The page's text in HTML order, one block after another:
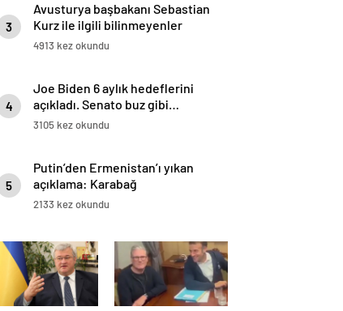
3
Avusturya başbakanı Sebastian
Kurz ile ilgili bilinmeyenler
4913 kez okundu
4
Joe Biden 6 aylık hedeflerini
açıkladı. Senato buz gibi…
3105 kez okundu
5
Putin’den Ermenistan’ı yıkan
açıklama: Karabağ
Azerbaycan’ın ayrılmaz bir
2133 kez okundu